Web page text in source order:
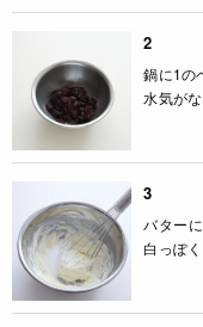
2
鍋に1の
水気が
3
バター
白っぽ